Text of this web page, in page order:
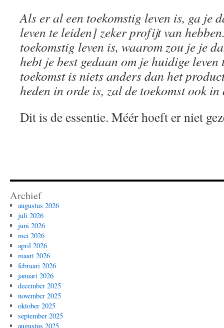
Als er al een toekomstig leven is, ga je
leven te leiden] zeker profijt van
toekomstig leven is, waarom zou je je
hebt je best gedaan om je huidige leven
toekomst is niets anders dan het
heden in orde is, zal de toekomst ook
Dit is de essentie. Méér hoeft er niet
Archief
augustus 2026
juli 2026
juni 2026
mei 2026
april 2026
maart 2026
februari 2026
januari 2026
december 2025
november 2025
oktober 2025
september 2025
augustus 2025